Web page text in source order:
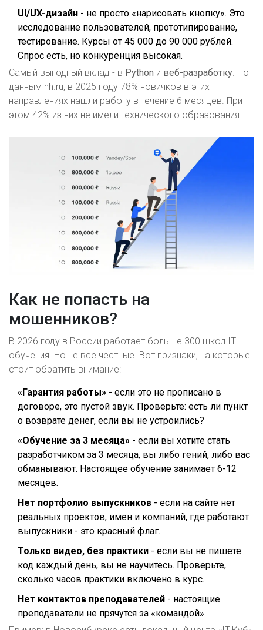
UI/UX-дизайн - не просто «нарисовать кнопку». Это
исследование пользователей, прототипирование,
тестирование. Курсы от 45 000 до 90 000 рублей.
Спрос есть, но конкуренция высокая.
Самый выгодный вклад - в Python и веб-разработку. По
данным hh.ru, в 2025 году 78% новичков в этих
направлениях нашли работу в течение 6 месяцев. При
этом 42% из них не имели технического образования.
Как не попасть на
мошенников?
В 2026 году в России работает больше 300 школ IT-
обучения. Но не все честные. Вот признаки, на которые
стоит обратить внимание:
«Гарантия работы» - если это не прописано в
договоре, это пустой звук. Проверьте: есть ли пункт
о возврате денег, если вы не устроились?
«Обучение за 3 месяца» - если вы хотите стать
разработчиком за 3 месяца, вы либо гений, либо вас
обманывают. Настоящее обучение занимает 6-12
месяцев.
Нет портфолио выпускников - если на сайте нет
реальных проектов, имен и компаний, где работают
выпускники - это красный флаг.
Только видео, без практики - если вы не пишете
код каждый день, вы не научитесь. Проверьте,
сколько часов практики включено в курс.
Нет контактов преподавателей - настоящие
преподаватели не прячутся за «командой».